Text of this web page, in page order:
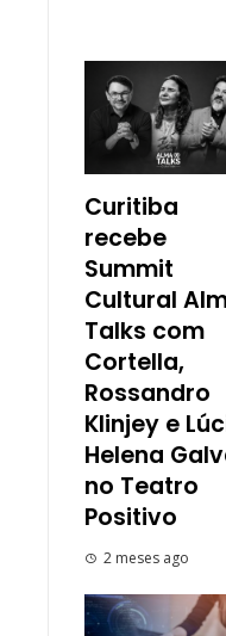
Curitiba
recebe
Summit
Cultural
Talks com
Cortella,
Rossandro
Klinjey e
Helena
no Teatro
Positivo
2 meses ago